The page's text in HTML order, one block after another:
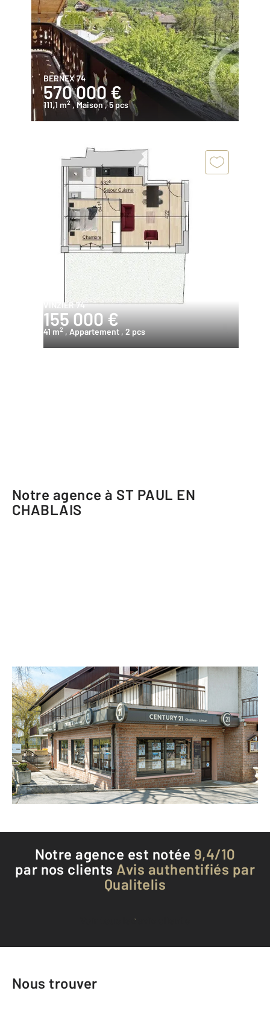
BERNEX 74
570 000 €
111,1 m2 , Maison, 5 pcs
VINZIER 74
155 000 €
41 m2 , Appartement , 2 pcs
Notre agence à ST PAUL EN
CHABLAIS
CENTURY 21 Chablais - Léman
121 route des Allobroges
ST PAUL EN CHABLAIS - 74500
Envoyer un message
Téléphoner à l'agence
Notre agence est notée 9,4/10
par nos clients Avis authentifiés par
Qualitelis
Voir tous les avis clients
Nous trouver